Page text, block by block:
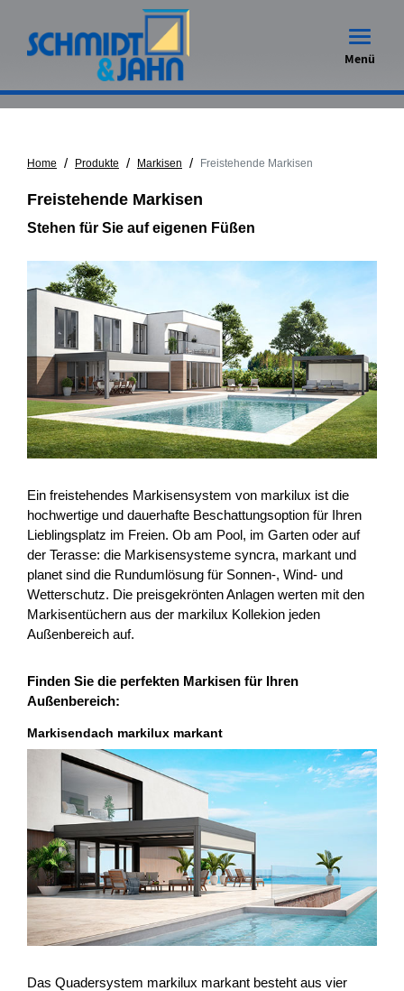
Toggle
Menü
Home / Produkte / Markisen / Freistehende Markisen
Freistehende Markisen
Stehen für Sie auf eigenen Füßen
Ein freistehendes Markisensystem von markilux ist die
hochwertige und dauerhafte Beschattungsoption für Ihren
Lieblingsplatz im Freien. Ob am Pool, im Garten oder auf
der Terasse: die Markisensysteme syncra, markant und
planet sind die Rundumlösung für Sonnen-, Wind- und
Wetterschutz. Die preisgekrönten Anlagen werten mit den
Markisentüchern aus der markilux Kollekion jeden
Außenbereich auf.
Finden Sie die perfekten Markisen für Ihren
Außenbereich:
Markisendach markilux markant
Das Quadersystem markilux markant besteht aus vier